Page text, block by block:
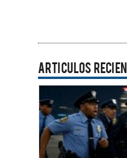
ARTICULOS